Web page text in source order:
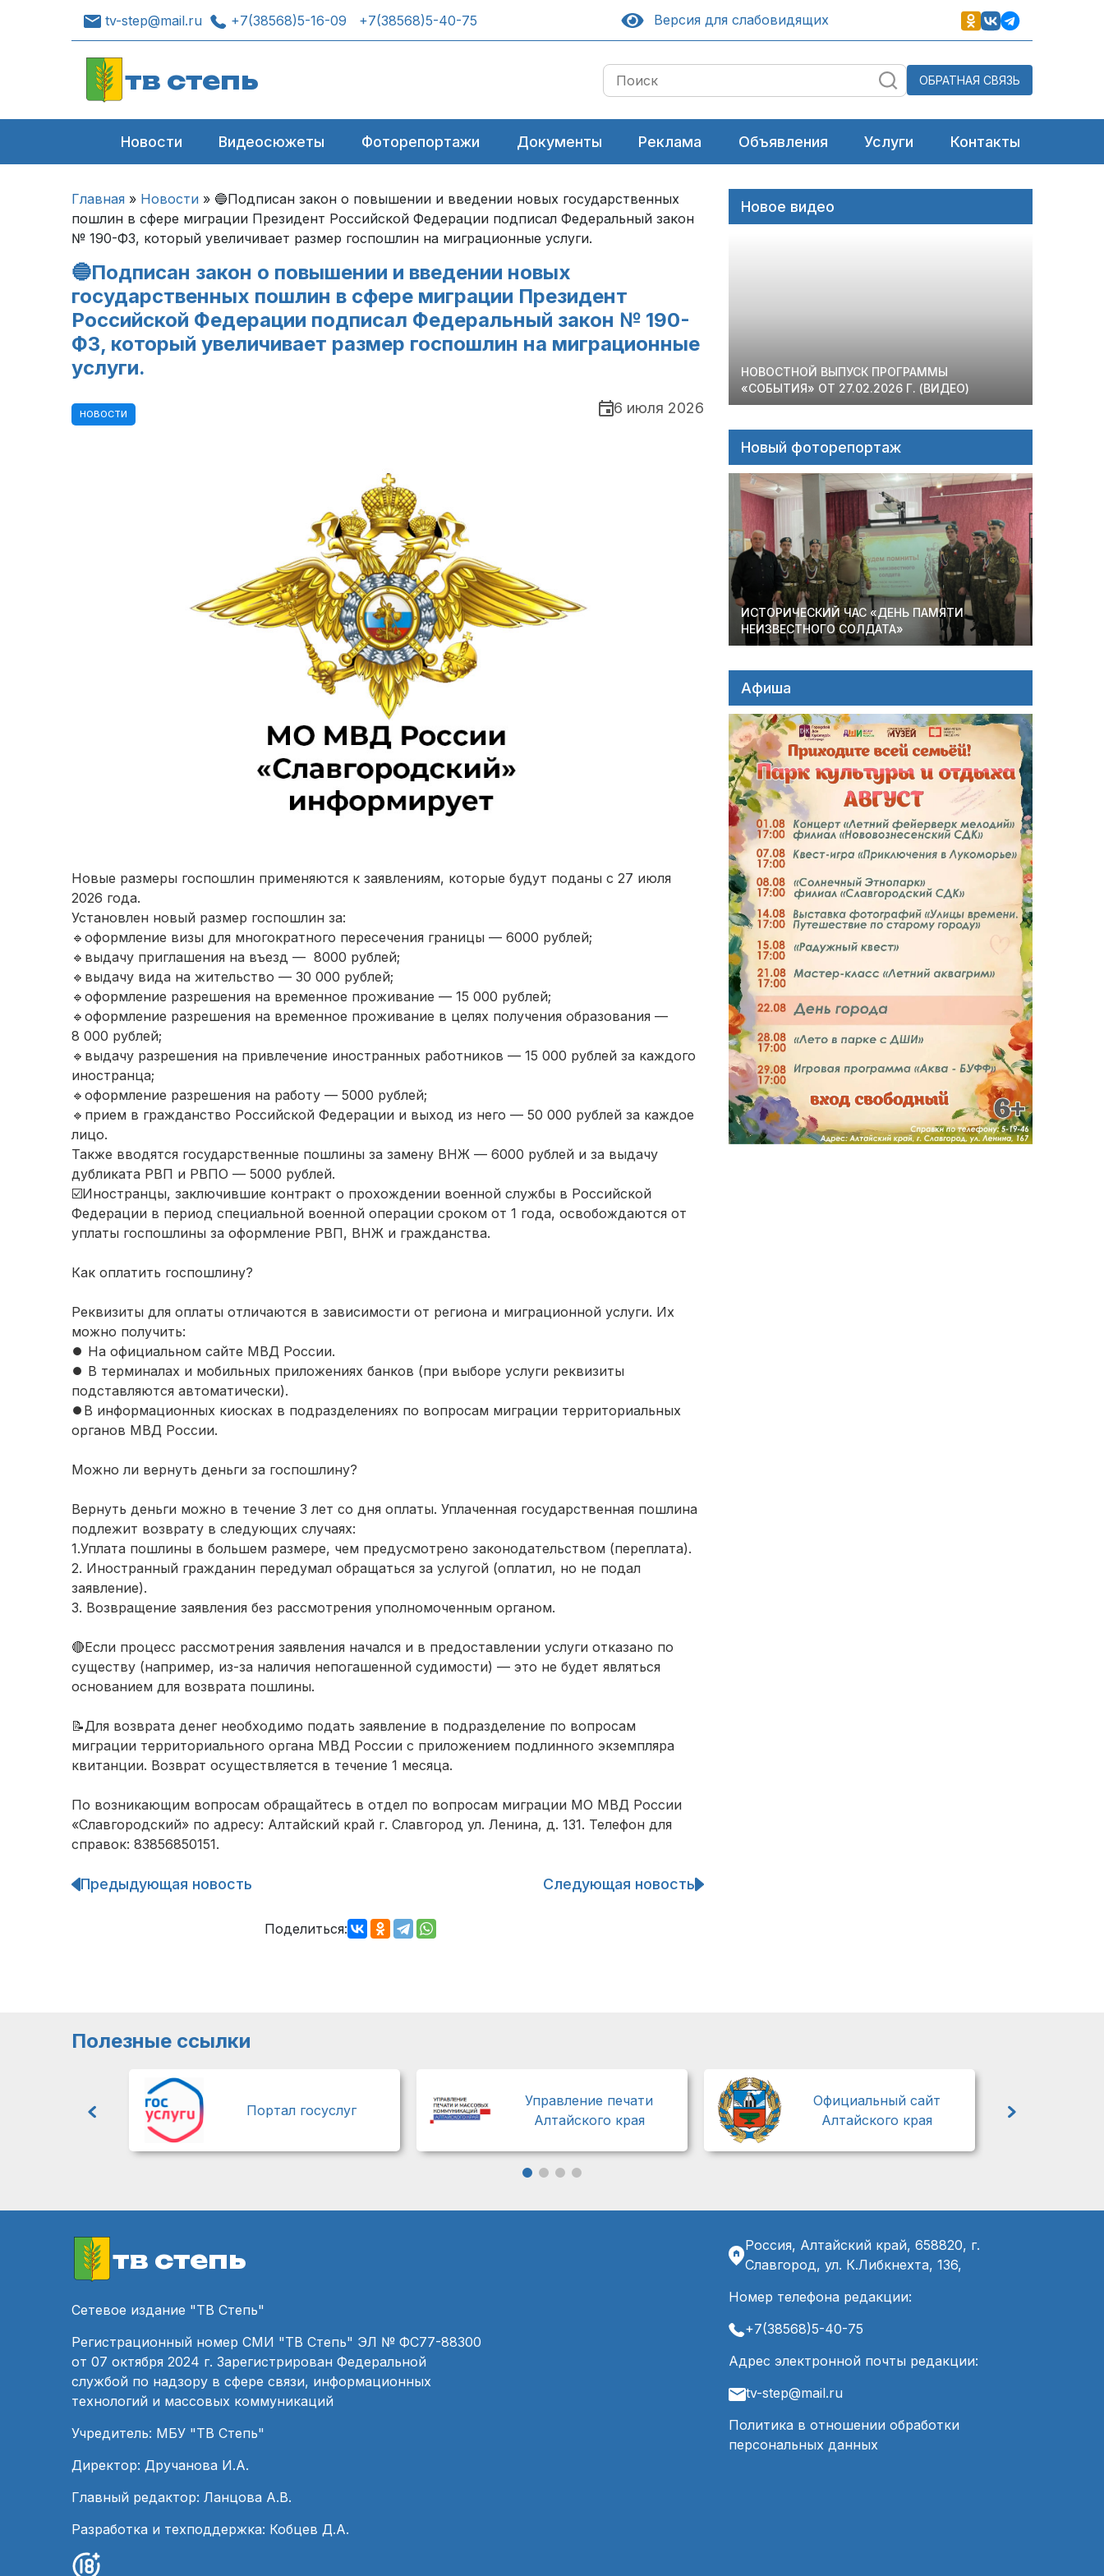
tv-step@mail.ru +7(38568)5-16-09 +7(38568)5-40-75 Версия для слабовидящих
тв степь ОБРАТНАЯ СВЯЗЬ
Новости Видеосюжеты Фоторепортажи Документы Реклама Объявления Услуги Контакты
Главная » Новости » 🔵Подписан закон о повышении и введении новых государственных
пошлин в сфере миграции Президент Российской Федерации подписал Федеральный закон
№ 190-ФЗ, который увеличивает размер госпошлин на миграционные услуги.
🔵Подписан закон о повышении и введении новых
государственных пошлин в сфере миграции Президент
Российской Федерации подписал Федеральный закон № 190-
ФЗ, который увеличивает размер госпошлин на миграционные
услуги.
НОВОСТИ 6 июля 2026
Новые размеры госпошлин применяются к заявлениям, которые будут поданы с 27 июля
2026 года.
Установлен новый размер госпошлин за:
🔹оформление визы для многократного пересечения границы — 6000 рублей;
🔹выдачу приглашения на въезд — 8000 рублей;
🔹выдачу вида на жительство — 30 000 рублей;
🔹оформление разрешения на временное проживание — 15 000 рублей;
🔹оформление разрешения на временное проживание в целях получения образования —
8 000 рублей;
🔹выдачу разрешения на привлечение иностранных работников — 15 000 рублей за каждого
иностранца;
🔹оформление разрешения на работу — 5000 рублей;
🔹прием в гражданство Российской Федерации и выход из него — 50 000 рублей за каждое
лицо.
Также вводятся государственные пошлины за замену ВНЖ — 6000 рублей и за выдачу
дубликата РВП и РВПО — 5000 рублей.
☑️Иностранцы, заключившие контракт о прохождении военной службы в Российской
Федерации в период специальной военной операции сроком от 1 года, освобождаются от
уплаты госпошлины за оформление РВП, ВНЖ и гражданства.
Как оплатить госпошлину?
Реквизиты для оплаты отличаются в зависимости от региона и миграционной услуги. Их
можно получить:
⏺ На официальном сайте МВД России.
⏺ В терминалах и мобильных приложениях банков (при выборе услуги реквизиты
подставляются автоматически).
⏺В информационных киосках в подразделениях по вопросам миграции территориальных
органов МВД России.
Можно ли вернуть деньги за госпошлину?
Вернуть деньги можно в течение 3 лет со дня оплаты. Уплаченная государственная пошлина
подлежит возврату в следующих случаях:
1️.Уплата пошлины в большем размере, чем предусмотрено законодательством (переплата).
2️. Иностранный гражданин передумал обращаться за услугой (оплатил, но не подал
заявление).
3️. Возвращение заявления без рассмотрения уполномоченным органом.
🔴Если процесс рассмотрения заявления начался и в предоставлении услуги отказано по
существу (например, из-за наличия непогашенной судимости) — это не будет являться
основанием для возврата пошлины.
📝Для возврата денег необходимо подать заявление в подразделение по вопросам
миграции территориального органа МВД России с приложением подлинного экземпляра
квитанции. Возврат осуществляется в течение 1 месяца.
По возникающим вопросам обращайтесь в отдел по вопросам миграции МО МВД России
«Славгородский» по адресу: Алтайский край г. Славгород ул. Ленина, д. 131. Телефон для
справок: 83856850151.
Навигация
Предыдующая новость Следующая новость
Поделиться:
Новое видео
НОВОСТНОЙ ВЫПУСК ПРОГРАММЫ
«СОБЫТИЯ» ОТ 27.02.2026 Г. (ВИДЕО)
Новый фоторепортаж
ИСТОРИЧЕСКИЙ ЧАС «ДЕНЬ ПАМЯТИ
НЕИЗВЕСТНОГО СОЛДАТА»
Афиша
Полезные ссылки
Портал госуслуг
Управление печати
Алтайского края
Официальный сайт
Алтайского края
тв степь
Сетевое издание "ТВ Степь"
Регистрационный номер СМИ "ТВ Степь" ЭЛ № ФС77-88300
от 07 октября 2024 г. Зарегистрирован Федеральной
службой по надзору в сфере связи, информационных
технологий и массовых коммуникаций
Учредитель: МБУ "ТВ Степь"
Директор: Дручанова И.А.
Главный редактор: Ланцова А.В.
Разработка и техподдержка: Кобцев Д.А.
Россия, Алтайский край, 658820, г.
Славгород, ул. К.Либкнехта, 136,
Номер телефона редакции:
+7(38568)5-40-75
Адрес электронной почты редакции:
tv-step@mail.ru
Политика в отношении обработки
персональных данных